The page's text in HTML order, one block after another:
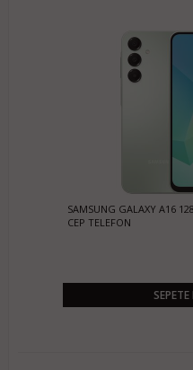
SAMSUNG GALAXY A16
CEP TELEFON
SEPETE